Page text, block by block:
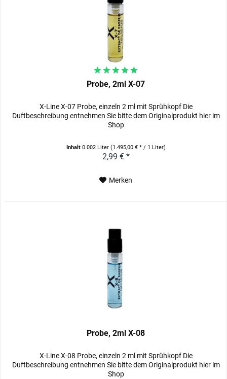
Probe, 2ml X-07
X-Line X-07 Probe, einzeln 2 ml mit Sprühkopf Die
Duftbeschreibung entnehmen Sie bitte dem Originalprodukt hier im
Shop
Inhalt 0.002 Liter (1.495,00 € * / 1 Liter)
2,99 € *
Merken
Probe, 2ml X-08
X-Line X-08 Probe, einzeln 2 ml mit Sprühkopf Die
Duftbeschreibung entnehmen Sie bitte dem Originalprodukt hier im
Shop